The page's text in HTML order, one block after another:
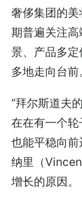
奢侈集团的
期普遍关注
景、产品多
多地走向台前
“拜尔斯道夫
在在有一个
也能平稳向前
纳里（
增长的原因。